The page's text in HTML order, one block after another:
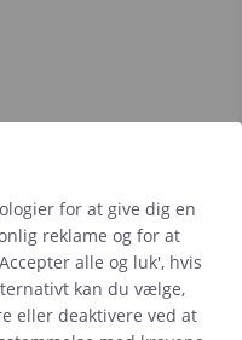
for at give dig en
reklame og for at
alle og luk', hvis
kan du vælge,
eller deaktivere ved at